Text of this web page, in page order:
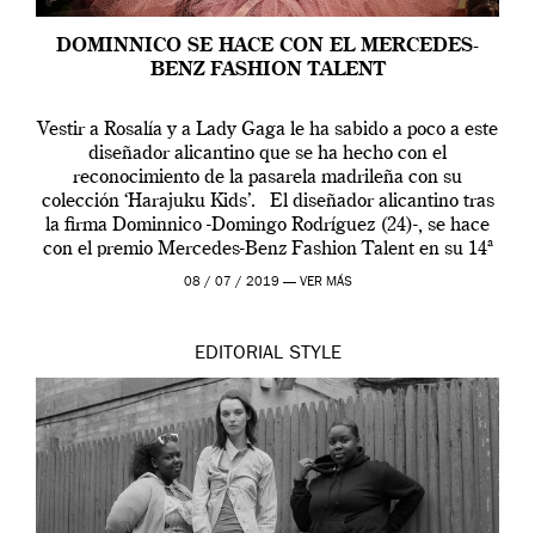
DOMINNICO SE HACE CON EL MERCEDES-
BENZ FASHION TALENT
Vestir a Rosalía y a Lady Gaga le ha sabido a poco a este
diseñador alicantino que se ha hecho con el
reconocimiento de la pasarela madrileña con su
colección ‘Harajuku Kids’. El diseñador alicantino tras
la firma Dominnico -Domingo Rodríguez (24)-, se hace
con el premio Mercedes-Benz Fashion Talent en su 14ª
edición. […]
08 / 07 / 2019 — VER MÁS
EDITORIAL STYLE